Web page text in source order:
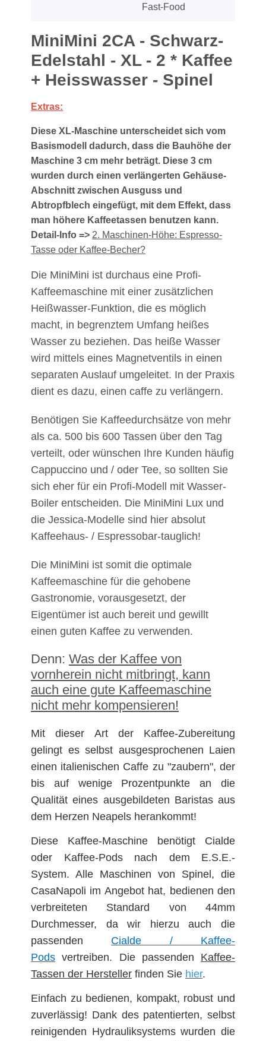
Fast-Food
MiniMini 2CA - Schwarz-
Edelstahl - XL - 2 * Kaffee
+ Heisswasser - Spinel
Extras:
Diese XL-Maschine unterscheidet sich vom
Basismodell dadurch, dass die Bauhöhe der
Maschine 3 cm mehr beträgt. Diese 3 cm
wurden durch einen verlängerten Gehäuse-
Abschnitt zwischen Ausguss und
Abtropfblech eingefügt, mit dem Effekt, dass
man höhere Kaffeetassen benutzen kann.
Detail-Info => 2. Maschinen-Höhe: Espresso-
Tasse oder Kaffee-Becher?
Die MiniMini ist durchaus eine Profi-
Kaffeemaschine mit einer zusätzlichen
Heißwasser-Funktion, die es möglich
macht, in begrenztem Umfang heißes
Wasser zu beziehen. Das heiße Wasser
wird mittels eines Magnetventils in einen
separaten Auslauf umgeleitet. In der Praxis
dient es dazu, einen caffe zu verlängern.
Benötigen Sie Kaffeedurchsätze von mehr
als ca. 500 bis 600 Tassen über den Tag
verteilt, oder wünschen Ihre Kunden häufig
Cappuccino und / oder Tee, so sollten Sie
sich eher für ein Profi-Modell mit Wasser-
Boiler entscheiden. Die MiniMini Lux und
die Jessica-Modelle sind hier absolut
Kaffeehaus- / Espressobar-tauglich!
Die MiniMini ist somit die optimale
Kaffeemaschine für die gehobene
Gastronomie, vorausgesetzt, der
Eigentümer ist auch bereit und gewillt
einen guten Kaffee zu verwenden.
Denn: Was der Kaffee von
vornherein nicht mitbringt, kann
auch eine gute Kaffeemaschine
nicht mehr kompensieren!
Mit dieser Art der Kaffee-Zubereitung
gelingt es selbst ausgesprochenen Laien
einen italienischen Caffe zu "zaubern", der
bis auf wenige Prozentpunkte an die
Qualität eines ausgebildeten Baristas aus
dem Herzen Neapels herankommt!
Diese Kaffee-Maschine benötigt Cialde
oder Kaffee-Pods nach dem E.S.E.-
System. Alle Maschinen von Spinel, die
CasaNapoli im Angebot hat, bedienen den
verbreiteten Standard von 44mm
Durchmesser, da wir hierzu auch die
passenden Cialde / Kaffee-
Pods vertreiben. Die passenden Kaffee-
Tassen der Hersteller finden Sie hier.
Einfach zu bedienen, kompakt, robust und
zuverlässig! Dank des patentierten, selbst
reinigenden Hydrauliksystems wurden die